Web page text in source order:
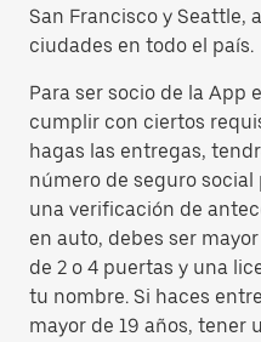
San Francisco y Seattle,
ciudades en todo el país.
Para ser socio de la App
cumplir con ciertos
hagas las entregas,
número de seguro
una verificación de
en auto, debes ser
de 2 o 4 puertas y una
tu nombre. Si haces
mayor de 19 años, tener